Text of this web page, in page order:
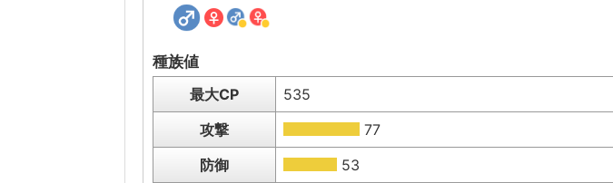
種族値
最大CP
535
攻撃
77
防御
53